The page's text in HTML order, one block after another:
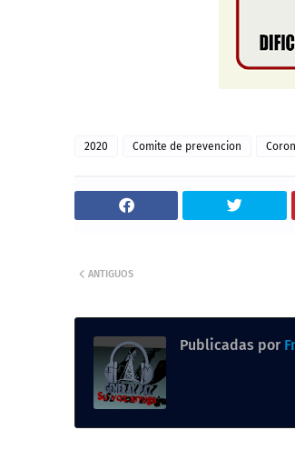
2020 Comite de prevencion
ANTIGUOS
Publicadas por